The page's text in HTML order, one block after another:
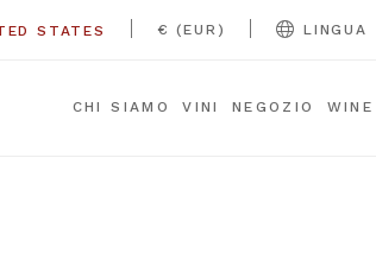
STATES | € (EUR) | LINGUA
CHI SIAMO VINI NEGOZIO